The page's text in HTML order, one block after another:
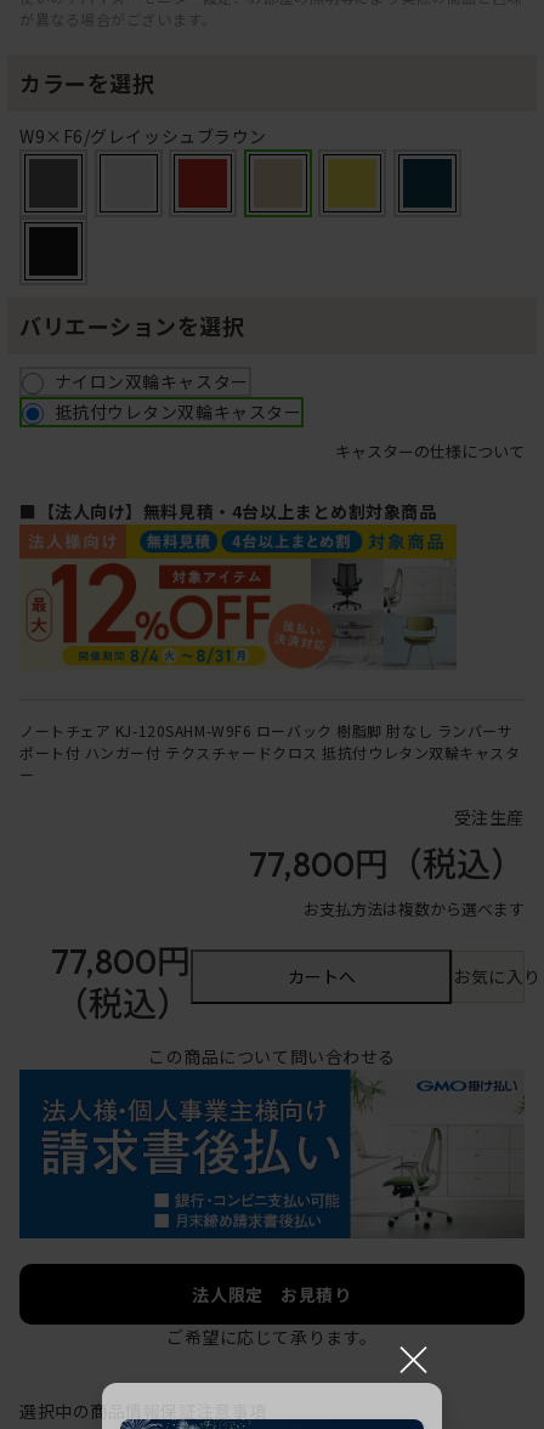
が異なる場合がございます。
カラーを選択
W9×F6/グレイッシュブラウン
バリエーションを選択
ナイロン双輪キャスター
抵抗付ウレタン双輪キャスター
キャスターの仕様について
■【法人向け】無料見積・4台以上まとめ割対象商品
ノートチェア KJ-120SAHM-W9F6 ローバック 樹脂脚 肘なし ランバーサ
ポート付 ハンガー付 テクスチャードクロス 抵抗付ウレタン双輪キャスタ
ー
受注生産
77,800円 （税込）
お支払方法は複数から選べます
77,800円
（税込）
カートへ お気に入
この商品について問い合わせる
法人限定 お見積り
ご希望に応じて承ります。
選択中の商品情報
×